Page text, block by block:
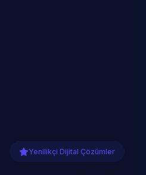
Yenilikçi Dijital Çözümler